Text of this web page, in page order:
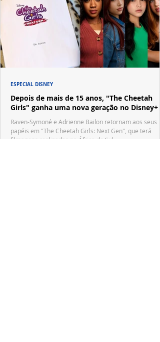
Depois de mais de 15 anos, "The Cheetah
Girls" ganha uma nova geração no Disney+
Raven-Symoné e Adrienne Bailon retornam aos seus
papéis em "The Cheetah Girls: Next Gen", que terá
filmagens realizadas na África do Sul.
ESPECIAL DISNEY